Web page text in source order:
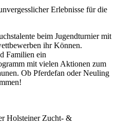
Erlebnisse für die
beim Jugendturnier mit
ihr Können.
Familien ein
mit vielen Aktionen zum
Ob Pferdefan oder Neuling
Holsteiner Zucht- &